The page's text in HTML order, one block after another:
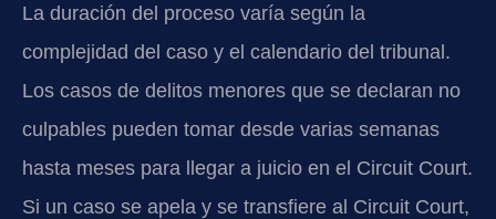
La duración del proceso varía según la
complejidad del caso y el calendario del tribunal.
Los casos de delitos menores que se declaran no
culpables pueden tomar desde varias semanas
hasta meses para llegar a juicio en el Circuit Court.
Si un caso se apela y se transfiere al Circuit Court,